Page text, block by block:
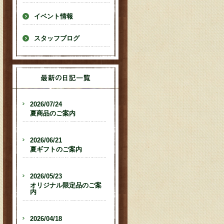
イベント情報
スタッフブログ
2026/07/24
夏商品のご案内
2026/06/21
夏ギフトのご案内
2026/05/23
オリジナル限定品のご案
内
2026/04/18